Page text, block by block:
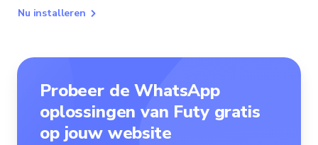
Nu installeren
Probeer de WhatsApp
oplossingen van Futy gratis
op jouw website